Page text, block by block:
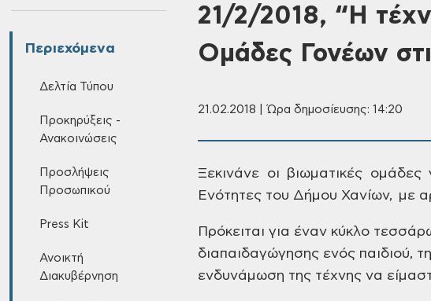
Περιεχόμενα
Δελτία Τύπου
Προκηρύξεις -
Ανακοινώσεις
Προσλήψεις
Προσωπικού
Press Kit
Ανοικτή
Διακυβέρνηση
21/2/2018, “Η
Ομάδες Γονέων
21.02.2018 | Ώρα δημοσίευσης: 14:20
Ξεκινάνε οι βιωματικές
Ενότητες του Δήμου Χανίων, με
Πρόκειται για έναν κύκλο
διαπαιδαγώγησης ενός παιδιού,
ενδυνάμωση της τέχνης να